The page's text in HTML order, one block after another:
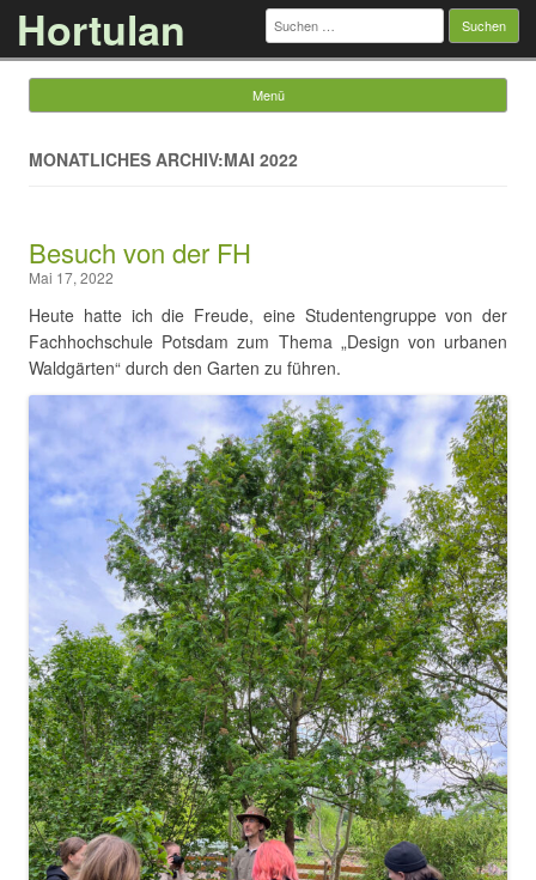
Hortulan Suchen
nach:
Menü
MONATLICHES ARCHIV:MAI 2022
Besuch von der FH
Mai 17, 2022
Heute hatte ich die Freude, eine Studentengruppe von der
Fachhochschule Potsdam zum Thema „Design von urbanen
Waldgärten“ durch den Garten zu führen.